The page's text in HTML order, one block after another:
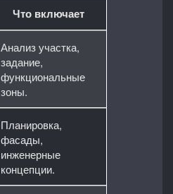
Что включает
Анализ участка,
задание,
функциональные
зоны.
Планировка,
фасады,
инженерные
концепции.